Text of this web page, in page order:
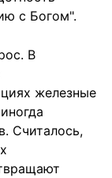
с Богом".
В
железные
Считалось,